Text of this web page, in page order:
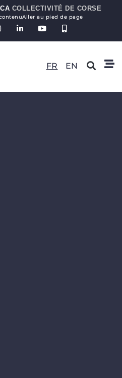
COLLECTIVITÉ DE CORSE
Aller au pied de page
FR EN